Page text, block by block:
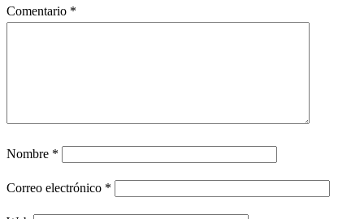
Comentario *
Nombre *
Correo electrónico *